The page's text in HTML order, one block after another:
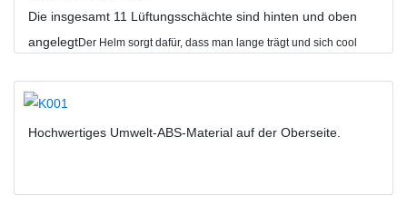
Die insgesamt 11 Lüftungsschächte sind hinten und oben
angelegtDer Helm sorgt dafür, dass man lange trägt und sich cool
Hochwertiges Umwelt-ABS-Material auf der Oberseite.